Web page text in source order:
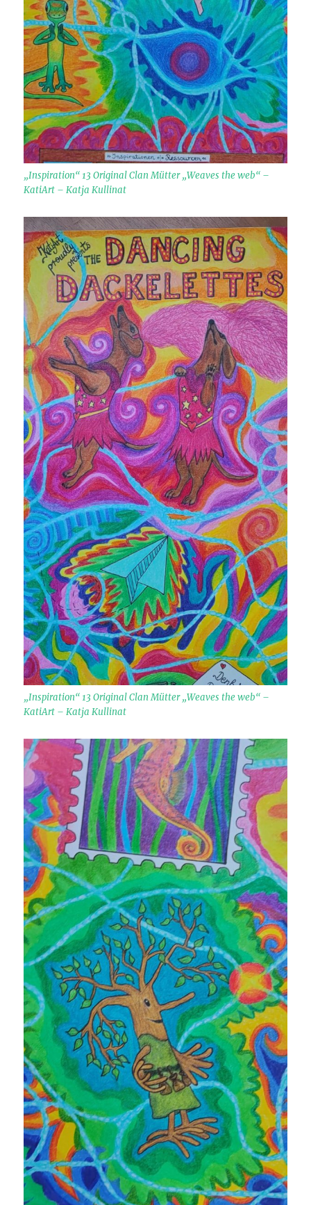
„Inspiration“ 13 Original Clan Mütter „Weaves the web“ –
KatiArt – Katja Kullinat
„Inspiration“ 13 Original Clan Mütter „Weaves the web“ –
KatiArt – Katja Kullinat